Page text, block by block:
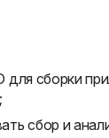
для сборки
сбор и